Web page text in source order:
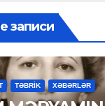
записи
TƏBRİK XƏBƏRLƏR